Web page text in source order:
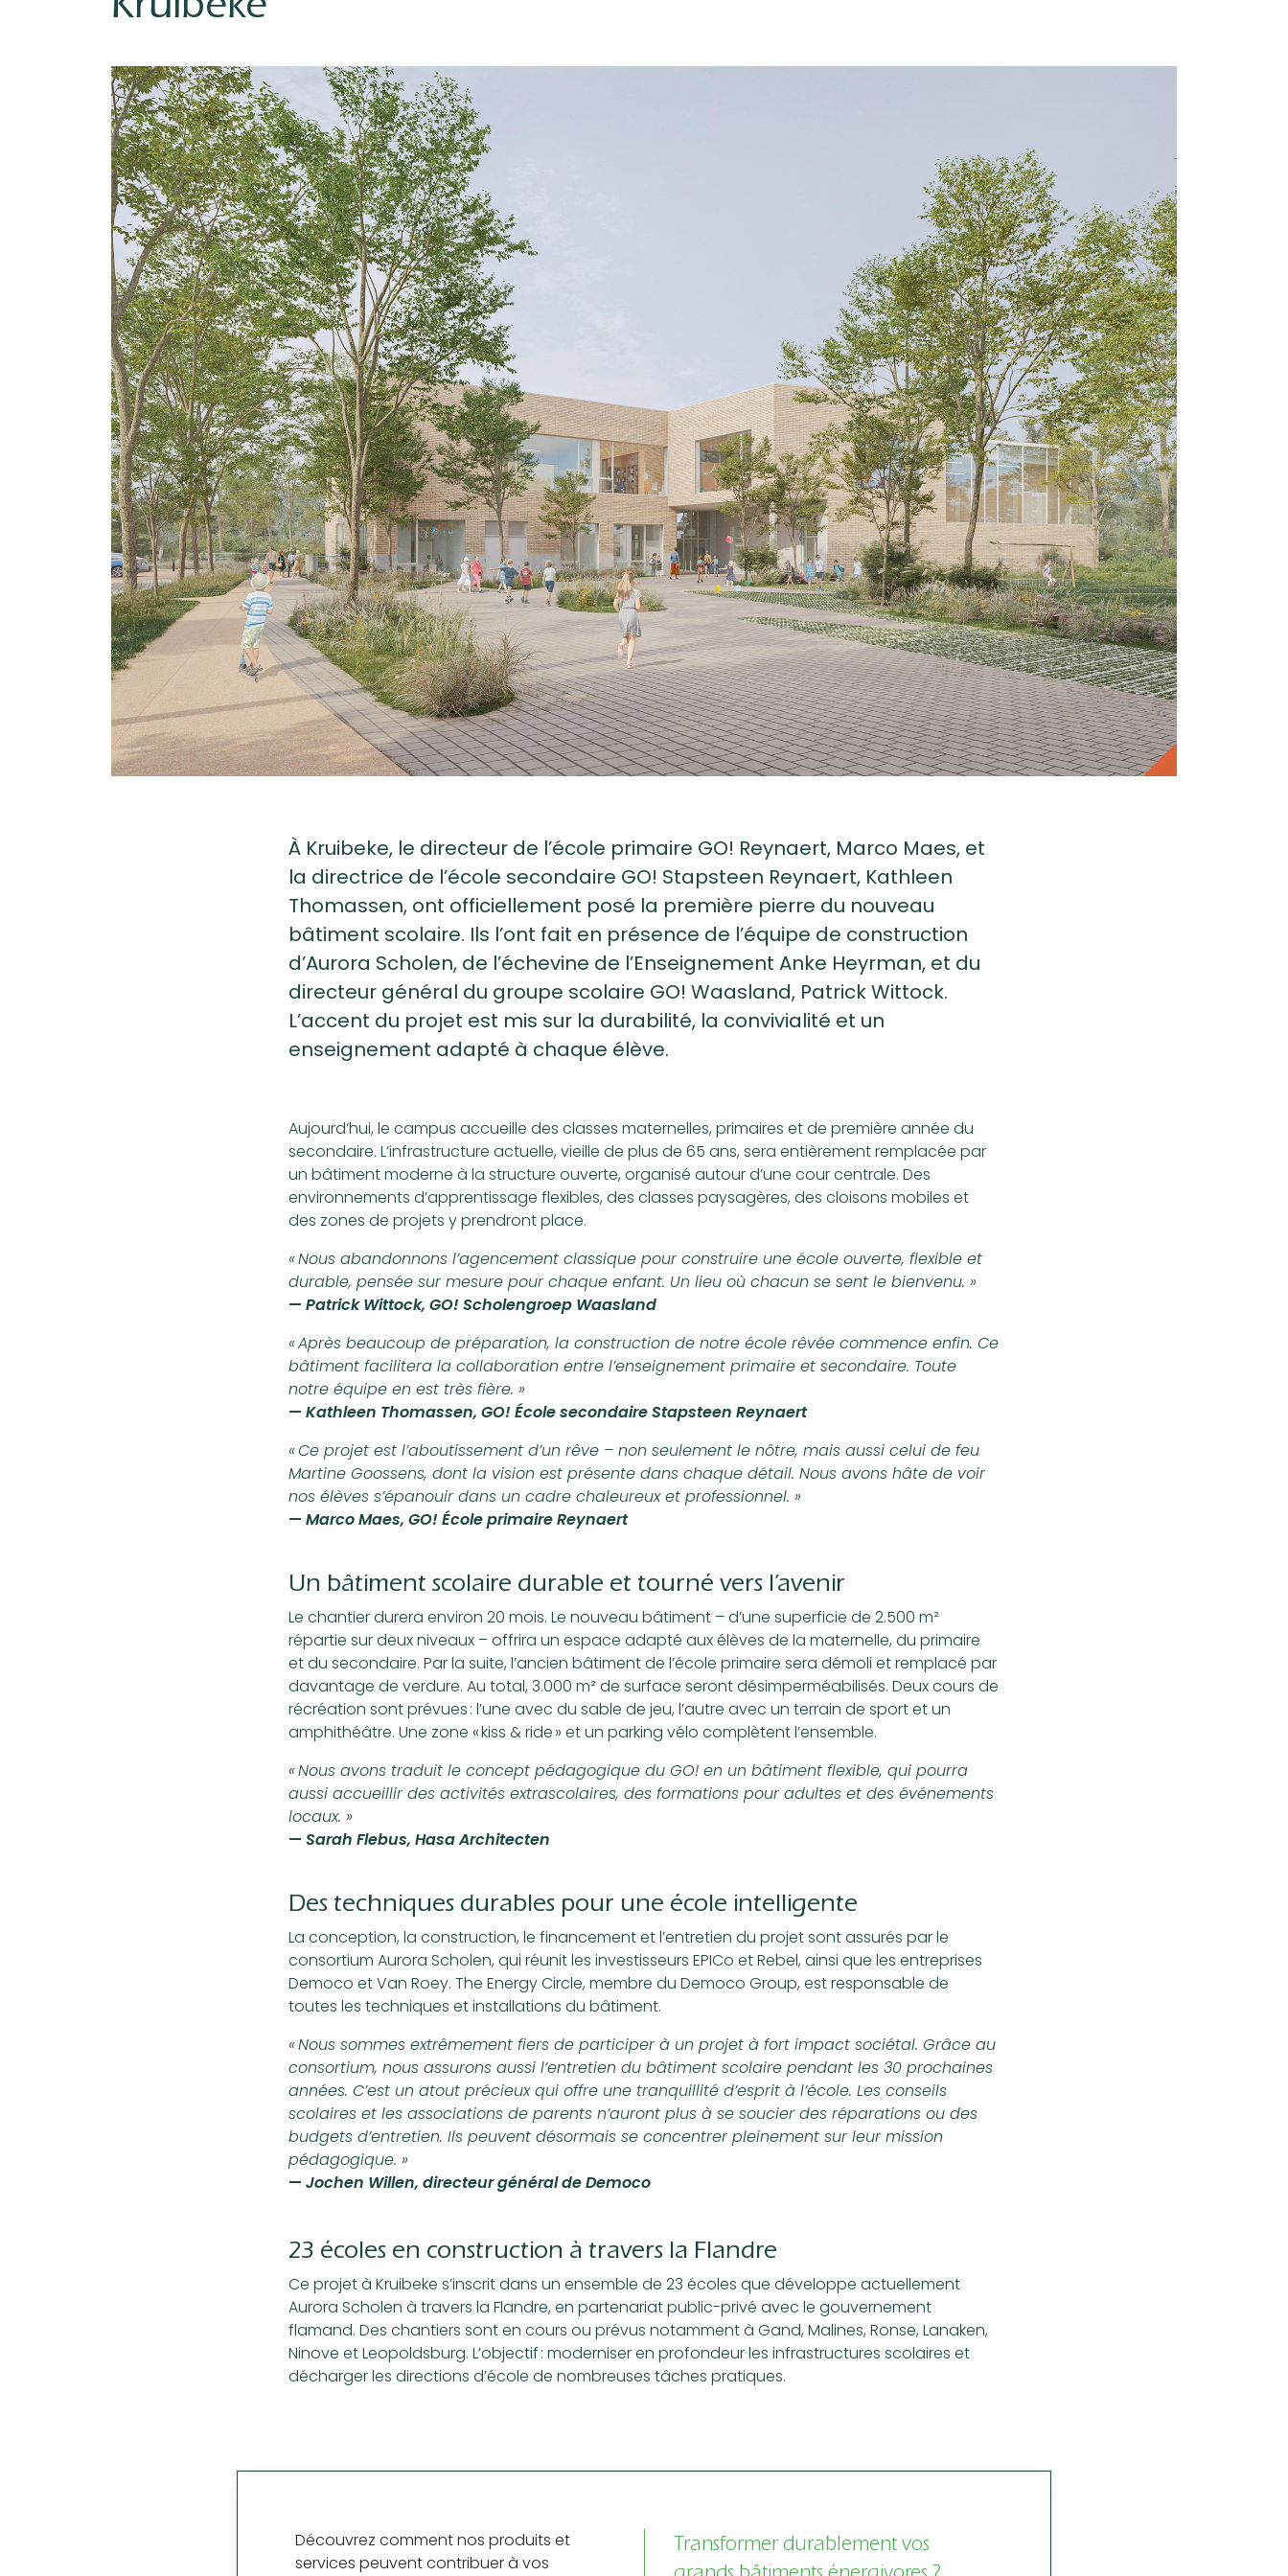
À Kruibeke, le directeur de l’école primaire GO! Reynaert, Marco Maes, et
la directrice de l’école secondaire GO! Stapsteen Reynaert, Kathleen
Thomassen, ont officiellement posé la première pierre du nouveau
bâtiment scolaire. Ils l’ont fait en présence de l’équipe de construction
d’Aurora Scholen, de l’échevine de l’Enseignement Anke Heyrman, et du
directeur général du groupe scolaire GO! Waasland, Patrick Wittock.
L’accent du projet est mis sur la durabilité, la convivialité et un
enseignement adapté à chaque élève.
Aujourd’hui, le campus accueille des classes maternelles, primaires et de première année du
secondaire. L’infrastructure actuelle, vieille de plus de 65 ans, sera entièrement remplacée par
un bâtiment moderne à la structure ouverte, organisé autour d’une cour centrale. Des
environnements d’apprentissage flexibles, des classes paysagères, des cloisons mobiles et
des zones de projets y prendront place.
« Nous abandonnons l’agencement classique pour construire une école ouverte, flexible et
durable, pensée sur mesure pour chaque enfant. Un lieu où chacun se sent le bienvenu. »
—Patrick Wittock, GO! Scholengroep Waasland
« Après beaucoup de préparation, la construction de notre école rêvée commence enfin. Ce
bâtiment facilitera la collaboration entre l’enseignement primaire et secondaire. Toute
notre équipe en est très fière. »
—Kathleen Thomassen, GO! École secondaire Stapsteen Reynaert
« Ce projet est l’aboutissement d’un rêve – non seulement le nôtre, mais aussi celui de feu
Martine Goossens, dont la vision est présente dans chaque détail. Nous avons hâte de voir
nos élèves s’épanouir dans un cadre chaleureux et professionnel. »
—Marco Maes, GO! École primaire Reynaert
Un bâtiment scolaire durable et tourné vers l’avenir
Le chantier durera environ 20 mois. Le nouveau bâtiment – d’une superficie de 2.500 m²
répartie sur deux niveaux – offrira un espace adapté aux élèves de la maternelle, du primaire
et du secondaire. Par la suite, l’ancien bâtiment de l’école primaire sera démoli et remplacé par
davantage de verdure. Au total, 3.000 m² de surface seront désimperméabilisés. Deux cours de
récréation sont prévues : l’une avec du sable de jeu, l’autre avec un terrain de sport et un
amphithéâtre. Une zone « kiss & ride » et un parking vélo complètent l’ensemble.
« Nous avons traduit le concept pédagogique du GO! en un bâtiment flexible, qui pourra
aussi accueillir des activités extrascolaires, des formations pour adultes et des événements
locaux. »
—Sarah Flebus, Hasa Architecten
Des techniques durables pour une école intelligente
La conception, la construction, le financement et l’entretien du projet sont assurés par le
consortium Aurora Scholen, qui réunit les investisseurs EPICo et Rebel, ainsi que les entreprises
Democo et Van Roey. The Energy Circle, membre du Democo Group, est responsable de
toutes les techniques et installations du bâtiment.
« Nous sommes extrêmement fiers de participer à un projet à fort impact sociétal. Grâce au
consortium, nous assurons aussi l’entretien du bâtiment scolaire pendant les 30 prochaines
années. C’est un atout précieux qui offre une tranquillité d’esprit à l’école. Les conseils
scolaires et les associations de parents n’auront plus à se soucier des réparations ou des
budgets d’entretien. Ils peuvent désormais se concentrer pleinement sur leur mission
pédagogique. »
—Jochen Willen, directeur général de Democo
23 écoles en construction à travers la Flandre
Ce projet à Kruibeke s’inscrit dans un ensemble de 23 écoles que développe actuellement
Aurora Scholen à travers la Flandre, en partenariat public-privé avec le gouvernement
flamand. Des chantiers sont en cours ou prévus notamment à Gand, Malines, Ronse, Lanaken,
Ninove et Leopoldsburg. L’objectif : moderniser en profondeur les infrastructures scolaires et
décharger les directions d’école de nombreuses tâches pratiques.
Découvrez comment nos produits et
services peuvent contribuer à vos
Transformer durablement vos